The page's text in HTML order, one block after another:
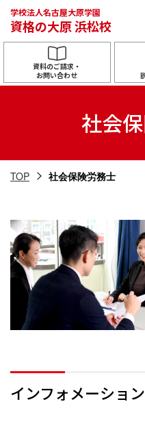
学校法人名古屋大原学園
資格の大原浜松校
資料のご請求・
お問い合わせ
社会
TOP 社会保険労務士
インフォメーション